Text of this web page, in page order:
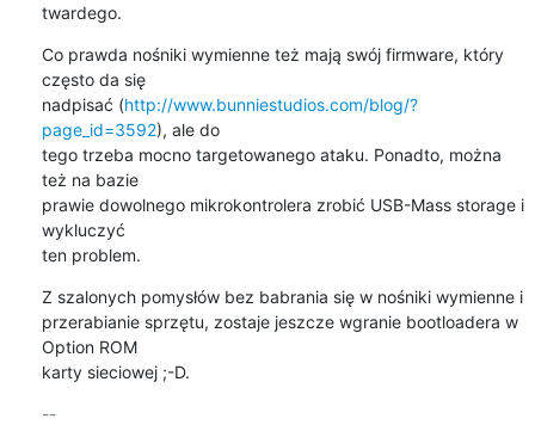
twardego.
Co prawda nośniki wymienne też mają swój firmware, który
często da się
nadpisać (http://www.bunniestudios.com/blog/?
page_id=3592), ale do
tego trzeba mocno targetowanego ataku. Ponadto, można
też na bazie
prawie dowolnego mikrokontrolera zrobić USB-Mass storage i
wykluczyć
ten problem.
Z szalonych pomysłów bez babrania się w nośniki wymienne i
przerabianie sprzętu, zostaje jeszcze wgranie bootloadera w
Option ROM
karty sieciowej ;-D.
--